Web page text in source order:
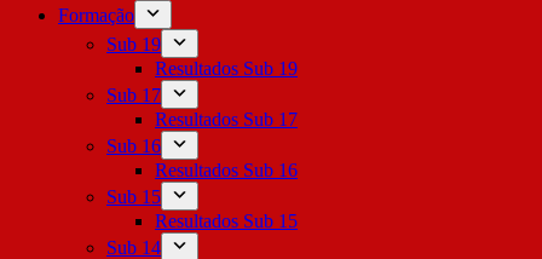
Formação
Sub 19
Resultados Sub 19
Sub 17
Resultados Sub 17
Sub 16
Resultados Sub 16
Sub 15
Resultados Sub 15
Sub 14